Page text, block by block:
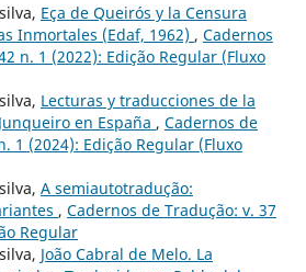
Eça de Queirós y la Censura
Inmortales (Edaf, 1962) , Cadernos
n. 1 (2022): Edição Regular (Fluxo
Lecturas y traducciones de la
en España , Cadernos de
1 (2024): Edição Regular (Fluxo
A semiautotradução:
, Cadernos de Tradução: v. 37
Regular
João Cabral de Melo. La